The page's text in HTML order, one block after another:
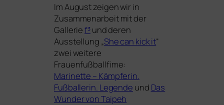
Im August zei­gen wir in
Zusammenarbeit mit der
Gallerief³und deren
Ausstellung „She can kick it“
zwei wei­te­re
Frauenfußballfime:
Marinette – Kämpferin.
Fußballerin. Legende und Das
Wunder von Taipeh